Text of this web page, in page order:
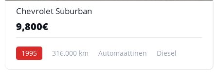
Chevrolet Suburban
9,800€
1995 316,000 km Automaattinen Diesel